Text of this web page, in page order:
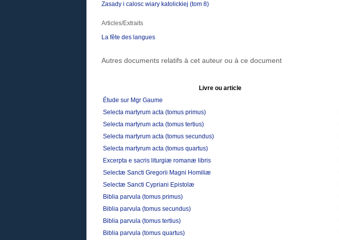
Zasady i calosc wiary katolickiej (tom 8)
Articles/Extraits
La fête des langues
Autres documents relatifs à cet auteur ou à ce document
Livre ou article
Étude sur Mgr Gaume
Selecta martyrum acta (tomus primus)
Selecta martyrum acta (tomus tertius)
Selecta martyrum acta (tomus secundus)
Selecta martyrum acta (tomus quartus)
Excerpta e sacris liturgiæ romanæ libris
Selectæ Sancti Gregorii Magni Homiliæ
Selectæ Sancti Cypriani Epistolæ
Biblia parvula (tomus primus)
Biblia parvula (tomus secundus)
Biblia parvula (tomus tertius)
Biblia parvula (tomus quartus)